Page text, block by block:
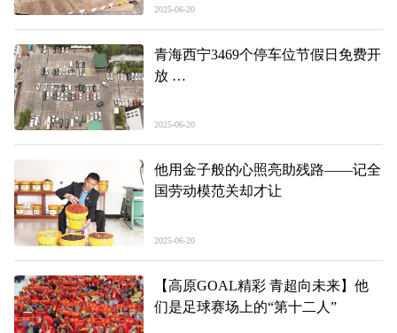
2025-06-20
青海西宁3469个停车位节假日免费开
放
2025-06-20
他用金子般的心照亮助残路——记全
国劳动模范关却才让
2025-06-20
【高原GOAL精彩 青超向未来】他
们是足球赛场上的“第十二人”